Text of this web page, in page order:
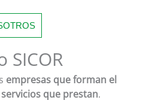
SICOR
empresas que forman el
servicios que prestan.